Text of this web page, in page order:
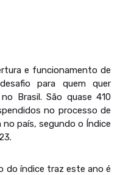
e funcionamento de
para quem quer
Brasil. São quase 410
no processo de
no país, segundo o Índice
do índice traz este ano é